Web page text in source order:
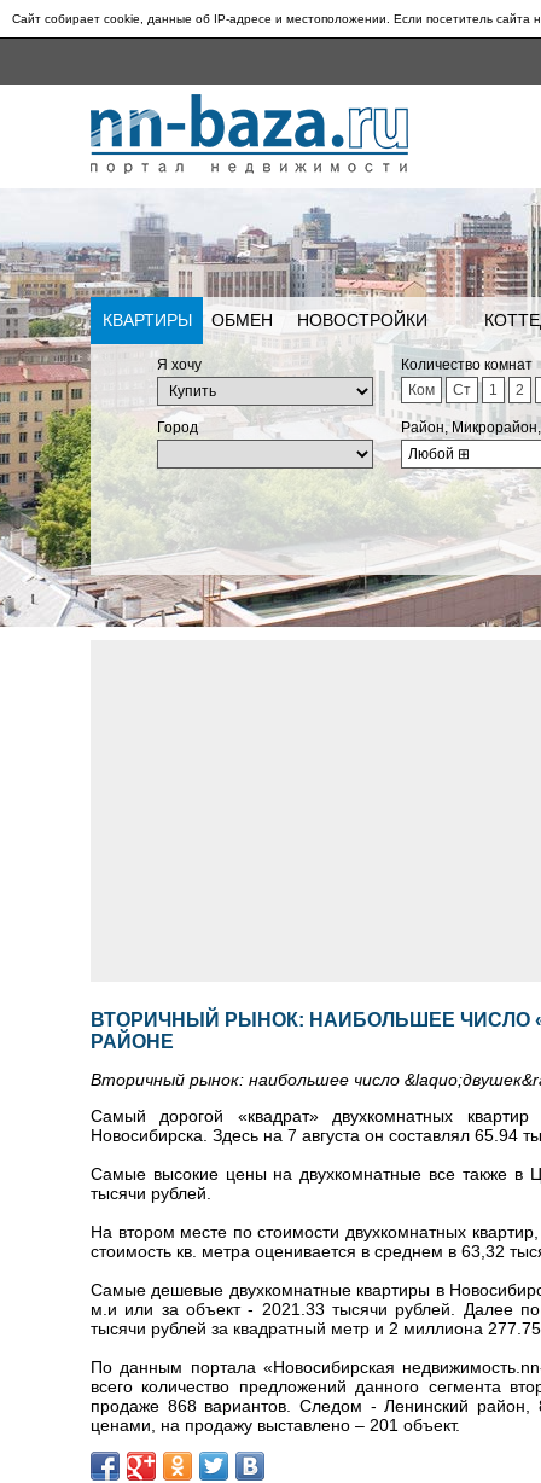
Сайт собирает cookie, данные об IP-адресе и местоположении. Если посетитель сайта
КВАРТИРЫ ОБМЕН НОВОСТРОЙКИ
Я хочу
Количество комнат
Ком
Ст 1 2
Город
Район,
Любой ⊞
ВТОРИЧНЫЙ РЫНОК: НАИБОЛЬШЕЕ ЧИСЛО
РАЙОНЕ
Вторичный рынок: наибольшее число
Самый дорогой «квадрат» двухкомнатных
Новосибирска. Здесь на 7 августа он составлял 65.94
Самые высокие цены на двухкомнатные все также в
тысячи рублей.
На втором месте по стоимости двухкомнатных
стоимость кв. метра оценивается в среднем в 63,32
Самые дешевые двухкомнатные квартиры в
м.и или за объект - 2021.33 тысячи рублей. Далее
тысячи рублей за квадратный метр и 2 миллиона
По данным портала «Новосибирская
всего количество предложений данного сегмента
продаже 868 вариантов. Следом - Ленинский
ценами, на продажу выставлено – 201 объект.